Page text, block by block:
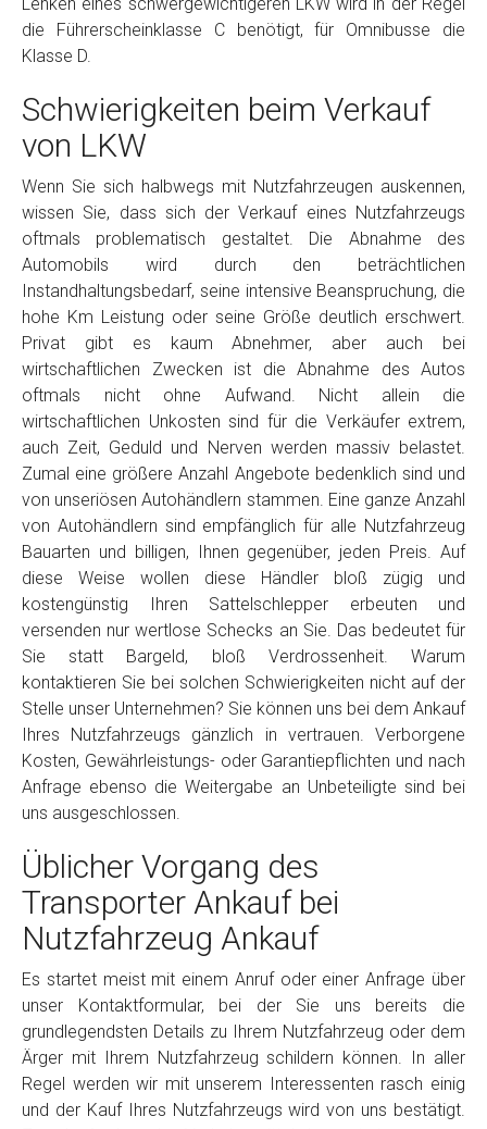
die Führerscheinklasse C benötigt, für Omnibusse die
Klasse D.
Schwierigkeiten beim Verkauf
von LKW
Wenn Sie sich halbwegs mit Nutzfahrzeugen auskennen,
wissen Sie, dass sich der Verkauf eines Nutzfahrzeugs
oftmals problematisch gestaltet. Die Abnahme des
Automobils wird durch den beträchtlichen
Instandhaltungsbedarf, seine intensive Beanspruchung, die
hohe Km Leistung oder seine Größe deutlich erschwert.
Privat gibt es kaum Abnehmer, aber auch bei
wirtschaftlichen Zwecken ist die Abnahme des Autos
oftmals nicht ohne Aufwand. Nicht allein die
wirtschaftlichen Unkosten sind für die Verkäufer extrem,
auch Zeit, Geduld und Nerven werden massiv belastet.
Zumal eine größere Anzahl Angebote bedenklich sind und
von unseriösen Autohändlern stammen. Eine ganze Anzahl
von Autohändlern sind empfänglich für alle Nutzfahrzeug
Bauarten und billigen, Ihnen gegenüber, jeden Preis. Auf
diese Weise wollen diese Händler bloß zügig und
kostengünstig Ihren Sattelschlepper erbeuten und
versenden nur wertlose Schecks an Sie. Das bedeutet für
Sie statt Bargeld, bloß Verdrossenheit. Warum
kontaktieren Sie bei solchen Schwierigkeiten nicht auf der
Stelle unser Unternehmen? Sie können uns bei dem Ankauf
Ihres Nutzfahrzeugs gänzlich in vertrauen. Verborgene
Kosten, Gewährleistungs- oder Garantiepflichten und nach
Anfrage ebenso die Weitergabe an Unbeteiligte sind bei
uns ausgeschlossen.
Üblicher Vorgang des
Transporter Ankauf bei
Nutzfahrzeug Ankauf
Es startet meist mit einem Anruf oder einer Anfrage über
unser Kontaktformular, bei der Sie uns bereits die
grundlegendsten Details zu Ihrem Nutzfahrzeug oder dem
Ärger mit Ihrem Nutzfahrzeug schildern können. In aller
Regel werden wir mit unserem Interessenten rasch einig
und der Kauf Ihres Nutzfahrzeugs wird von uns bestätigt.